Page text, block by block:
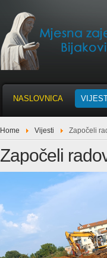
NASLOVNICA
Home Vijesti Započeli
Započeli